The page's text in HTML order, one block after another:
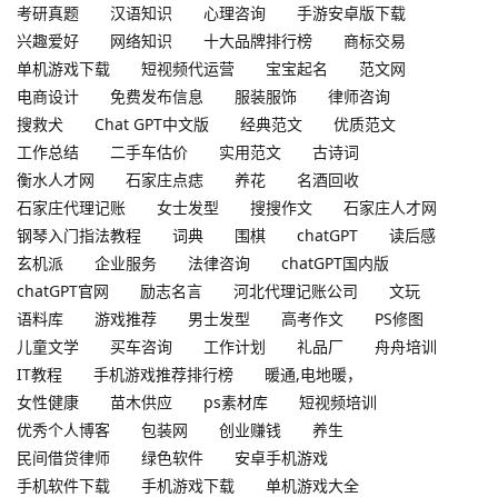
考研真题
汉语知识 心理咨询
手游安卓版下载
兴趣爱好
网络知识 十大品牌排行榜
商标交易
单机游戏下载
短视频代运营 宝宝起名
范文网
电商设计
免费发布信息 服装服饰
律师咨询
搜救犬
Chat GPT中文版 经典范文
优质范文
工作总结
二手车估价 实用范文
古诗词
衡水人才网
石家庄点痣 养花
名酒回收
石家庄代理记账
女士发型 搜搜作文
石家庄人才网
钢琴入门指法教程
词典 围棋 chatGPT
读后感
玄机派
企业服务 法律咨询
chatGPT国内版
chatGPT官网
励志名言 河北代理记账公司
文玩
语料库
游戏推荐 男士发型 高考作文
PS修图
儿童文学
买车咨询 工作计划 礼品厂
舟舟培训
IT教程
手机游戏推荐排行榜
暖通,电地暖，
女性健康
苗木供应 ps素材库
短视频培训
优秀个人博客
包装网 创业赚钱
养生
民间借贷律师
绿色软件
安卓手机游戏
手机软件下载
手机游戏下载
单机游戏大全